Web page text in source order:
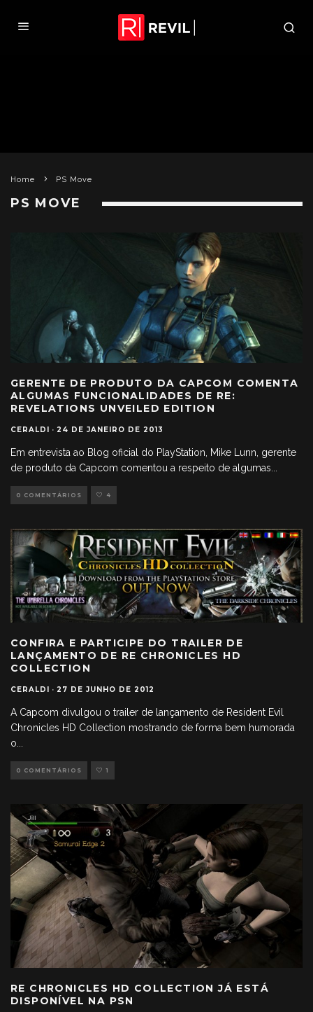
Home PS Move
PS MOVE
GERENTE DE PRODUTO DA CAPCOM COMENTA
ALGUMAS FUNCIONALIDADES DE RE:
REVELATIONS UNVEILED EDITION
CERALDI · 24 DE JANEIRO DE 2013
Em entrevista ao Blog oficial do PlayStation, Mike Lunn, gerente
de produto da Capcom comentou a respeito de algumas
0 COMENTÁRIOS 4
CONFIRA E PARTICIPE DO TRAILER DE
LANÇAMENTO DE RE CHRONICLES HD
COLLECTION
CERALDI · 27 DE JUNHO DE 2012
A Capcom divulgou o trailer de lançamento de Resident Evil
Chronicles HD Collection mostrando de forma bem humorada
o
0 COMENTÁRIOS 1
RE CHRONICLES HD COLLECTION JÁ ESTÁ
DISPONÍVEL NA PSN